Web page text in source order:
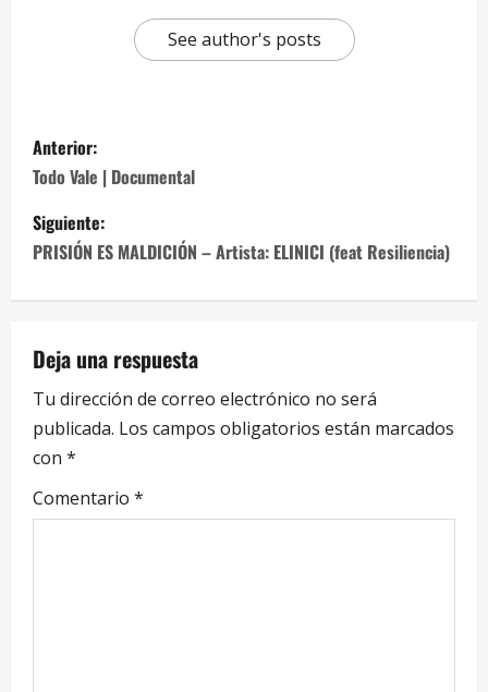
See author's posts
Anterior:
Todo Vale | Documental
Siguiente:
PRISIÓN ES MALDICIÓN – Artista: ELINICI (feat Resiliencia)
Deja una respuesta
Tu dirección de correo electrónico no será
publicada. Los campos obligatorios están marcados
con *
Comentario *